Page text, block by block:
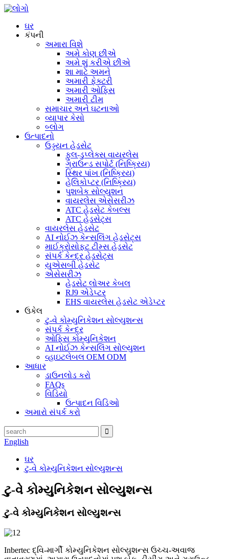
ઘર
કંપની
અમારા વિશે
અમે કોણ છીએ
અમે શું કરીએ છીએ
શા માટે અમને
અમારી ફેક્ટરી
અમારી ઓફિસ
અમારી ટીમ
સમાચાર અને ઘટનાઓ
વ્યાપાર કેસો
બ્લોગ
ઉત્પાદનો
ઉડ્ડયન હેડસેટ
ફુલ-ડુપ્લેક્સ વાયરલેસ
ગ્રાઉન્ડ સપોર્ટ (નિષ્ક્રિય)
સ્થિર પાંખ (નિષ્ક્રિય)
હેલિકોપ્ટર (નિષ્ક્રિય)
પુશબેક સોલ્યુશન
વાયરલેસ એસેસરીઝ
ATC હેડસેટ કેબલ્સ
ATC હેડસેટ્સ
વાયરલેસ હેડસેટ
AI નોઈઝ કેન્સલિંગ હેડસેટ્સ
માઈક્રોસોફ્ટ ટીમ્સ હેડસેટ
સંપર્ક કેન્દ્ર હેડસેટ્સ
યુએસબી હેડસેટ
એસેસરીઝ
હેડસેટ લોઅર કેબલ
RJ9 એડેપ્ટર
EHS વાયરલેસ હેડસેટ એડેપ્ટર
ઉકેલ
ટુ-વે કોમ્યુનિકેશન સોલ્યુશન્સ
સંપર્ક કેન્દ્ર
ઓફિસ કોમ્યુનિકેશન
AI નોઈઝ કેન્સલિંગ સોલ્યુશન
વ્હાઇટલેબલ OEM ODM
આધાર
ડાઉનલોડ કરો
FAQs
વિડિયો
ઉત્પાદન વિડિઓ
અમારો સંપર્ક કરો
English
ઘર
ટુ-વે કોમ્યુનિકેશન સોલ્યુશન્સ
ટુ-વે કોમ્યુનિકેશન સોલ્યુશન્સ
ટુ-વે કોમ્યુનિકેશન સોલ્યુશન્સ
Inbertec દ્વિ-માર્ગી કોમ્યુનિકેશન સોલ્યુશન્સ ઉચ્ચ-અવાજ